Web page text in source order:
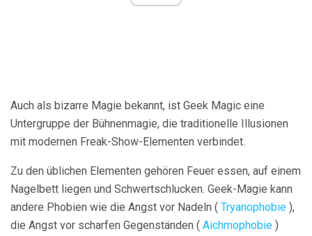
Auch als bizarre Magie bekannt, ist Geek Magic eine
Untergruppe der Bühnenmagie, die traditionelle Illusionen
mit modernen Freak-Show-Elementen verbindet.
Zu den üblichen Elementen gehören Feuer essen, auf einem
Nagelbett liegen und Schwertschlucken. Geek-Magie kann
andere Phobien wie die Angst vor Nadeln ( Tryanophobie ),
die Angst vor scharfen Gegenständen ( Aichmophobie )